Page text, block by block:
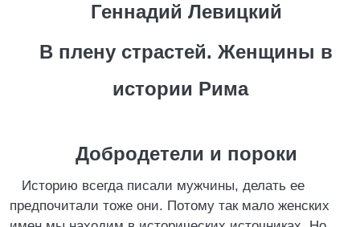
Геннадий Левицкий
В плену страстей. Женщины в
истории Рима
Добродетели и пороки
Историю всегда писали мужчины, делать ее
предпочитали тоже они. Потому так мало женских